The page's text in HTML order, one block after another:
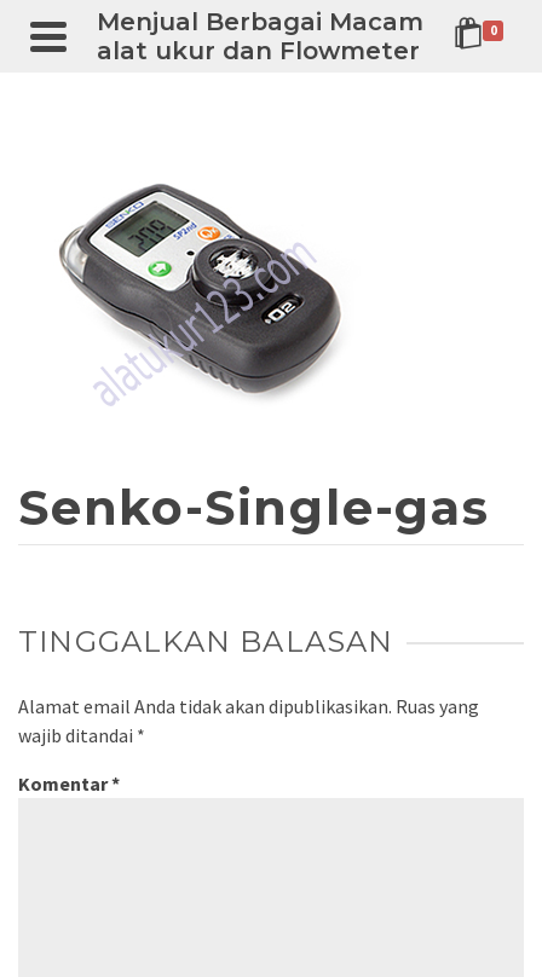
Menjual Berbagai Macam
alat ukur dan Flowmeter
0
Senko-Single-gas
TINGGALKAN BALASAN
Alamat email Anda tidak akan dipublikasikan. Ruas yang
wajib ditandai *
Komentar*